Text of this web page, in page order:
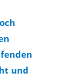
und